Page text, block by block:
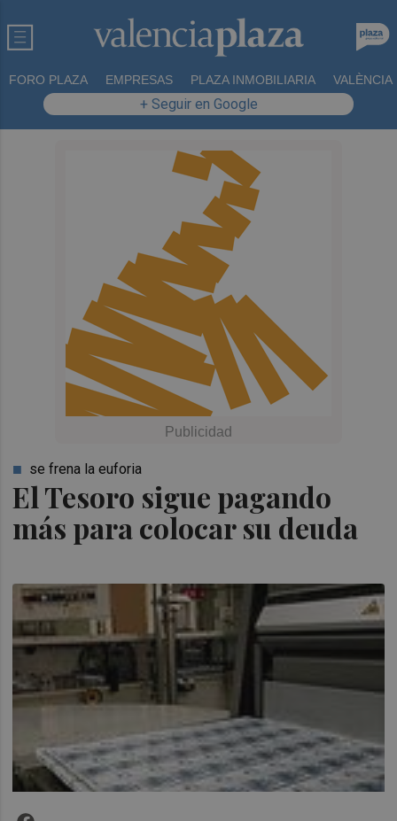
FORO PLAZA EMPRESAS PLAZA INMOBILIARIA VALÈNCIA
+ Seguir en Google
El Tesoro sigue pagando
más para colocar su deuda
se frena la euforia